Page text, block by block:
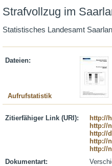
Strafvollzug im
Statistisches Landesamt
Dateien:
Aufrufstatistik
Zitierfähiger Link (URI):
http://
http://
http://
http://
http://
Dokumentart: